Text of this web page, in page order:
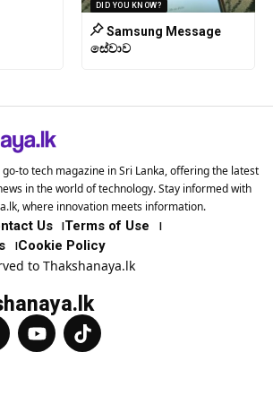
DID YOU KNOW?
Samsung Message
සේවාව
to tech magazine in Sri Lanka, offering the latest
in the world of technology. Stay informed with
where innovation meets information.
Us
Terms of Use
Cookie Policy
to Thakshanaya.lk